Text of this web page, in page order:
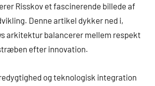
Risskov et fascinerende billede af
Denne artikel dykker ned i,
arkitektur balancerer mellem respekt
efter innovation.
og teknologisk integration